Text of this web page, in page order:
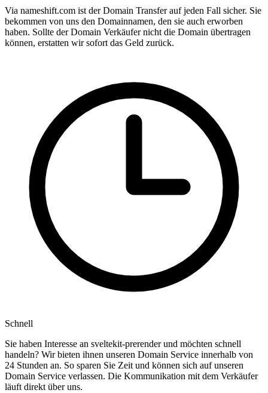
Via nameshift.com ist der Domain Transfer auf jeden Fall sicher. Sie
bekommen von uns den Domainnamen, den sie auch erworben
haben. Sollte der Domain Verkäufer nicht die Domain übertragen
können, erstatten wir sofort das Geld zurück.
Schnell
Sie haben Interesse an sveltekit-prerender und möchten schnell
handeln? Wir bieten ihnen unseren Domain Service innerhalb von
24 Stunden an. So sparen Sie Zeit und können sich auf unseren
Domain Service verlassen. Die Kommunikation mit dem Verkäufer
läuft direkt über uns.